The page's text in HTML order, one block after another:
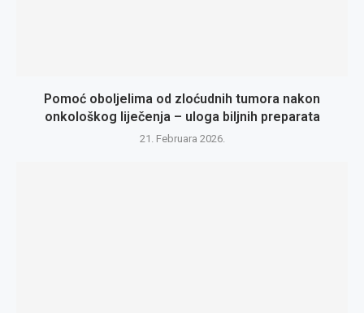
Pomoć oboljelima od zloćudnih tumora nakon
onkološkog liječenja – uloga biljnih preparata
21. Februara 2026.